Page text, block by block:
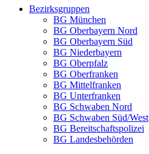
Bezirksgruppen
BG München
BG Oberbayern Nord
BG Oberbayern Süd
BG Niederbayern
BG Oberpfalz
BG Oberfranken
BG Mittelfranken
BG Unterfranken
BG Schwaben Nord
BG Schwaben Süd/West
BG Bereitschaftspolizei
BG Landesbehörden